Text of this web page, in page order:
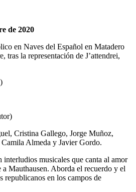
de 2020
en Naves del Español en Matadero
tras la representación de J’attendrei,
Cristina Gallego, Jorge Muñoz,
Almeda y Javier Gordo.
interludios musicales que canta al amor
Mauthausen. Aborda el recuerdo y el
republicanos en los campos de